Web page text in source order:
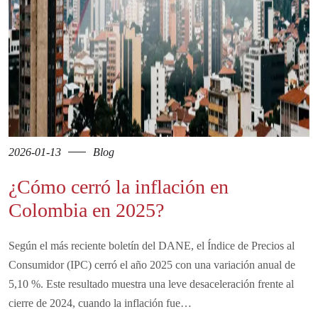
2026-01-13 Blog
¿Cómo cerró la inflación en
Colombia en 2025?
Según el más reciente boletín del DANE, el Índice de Precios al
Consumidor (IPC) cerró el año 2025 con una variación anual de
5,10 %. Este resultado muestra una leve desaceleración frente al
cierre de 2024, cuando la inflación fue…